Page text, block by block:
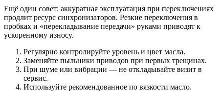
Ещё один совет: аккуратная эксплуатация при переключениях
продлит ресурс синхронизаторов. Резкие переключения в
пробках и «перекладывание передачи» руками приводят к
ускоренному износу.
Регулярно контролируйте уровень и цвет масла.
Заменяйте пыльники приводов при первых трещинах.
При шуме или вибрации — не откладывайте визит в
сервис.
Используйте рекомендованное по вязкости масло.